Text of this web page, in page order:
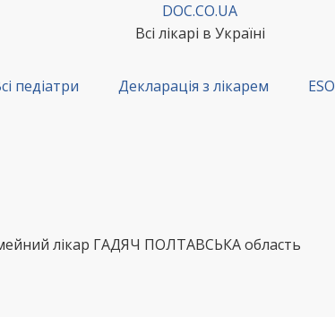
DOC.CO.UA
Всі лікарі в Україні
педіатри Декларація з лікарем
лікар ГАДЯЧ ПОЛТАВСЬКА область